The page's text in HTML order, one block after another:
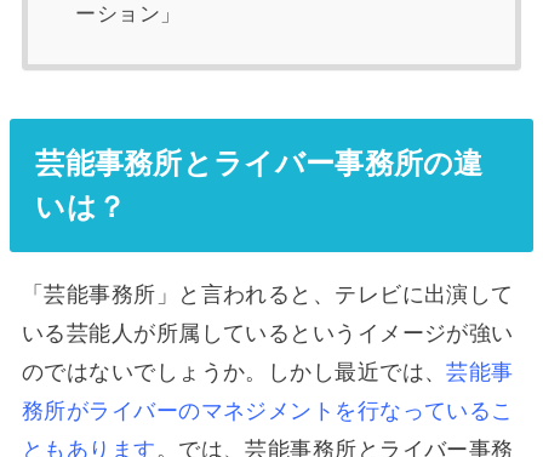
ーション」
芸能事務所とライバー事務所の違
いは？
「芸能事務所」と言われると、テレビに出演して
いる芸能人が所属しているというイメージが強い
のではないでしょうか。しかし最近では、芸能事
務所がライバーのマネジメントを行なっているこ
ともあります 。では、芸能事務所とライバー事務